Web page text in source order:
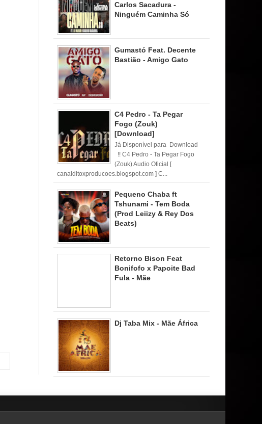
Carlos Sacadura -
Ninguém Caminha Só
Gumastó Feat. Decente
Bastião - Amigo Gato
C4 Pedro - Ta Pegar
Fogo (Zouk)
[Download]
Já Disponível para Download
!! C4 Pedro - Ta Pegar Fogo
(Zouk) Audio Oficial [
canalditoxproducoes.blogspot.com ] C...
Pequeno Chaba ft
Tshunami - Tem Boda
(Prod Leiizy & Rey Dos
Beats)
Retorno Bison Feat
Bonifofo x Papoite Bad
Fula - Mãe
Dj Taba Mix - Mãe África